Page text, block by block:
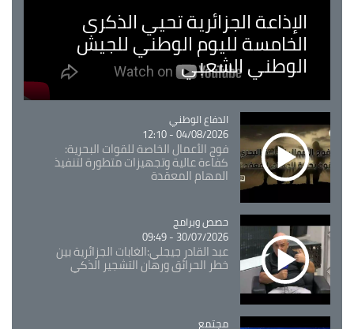
الإذاعة الجزائرية تحيي الذكرى
الخامسة لليوم الوطني للجيش
الوطني الشعبي
Catégorie
الدفاع الوطني
04/08/2026 - 12:10
فوج الأعمال الخاصة للقوات البحرية:
كفاءة عالية وتجهيزات متطورة لتنفيذ
المهام المعقدة
Catégorie
حصص وبرامج
30/07/2026 - 09:49
عبد القادر جيجلي:الغابات الجزائرية بين
خطر الحرائق ورهان التشجير الذكي
Catégorie
مجتمع